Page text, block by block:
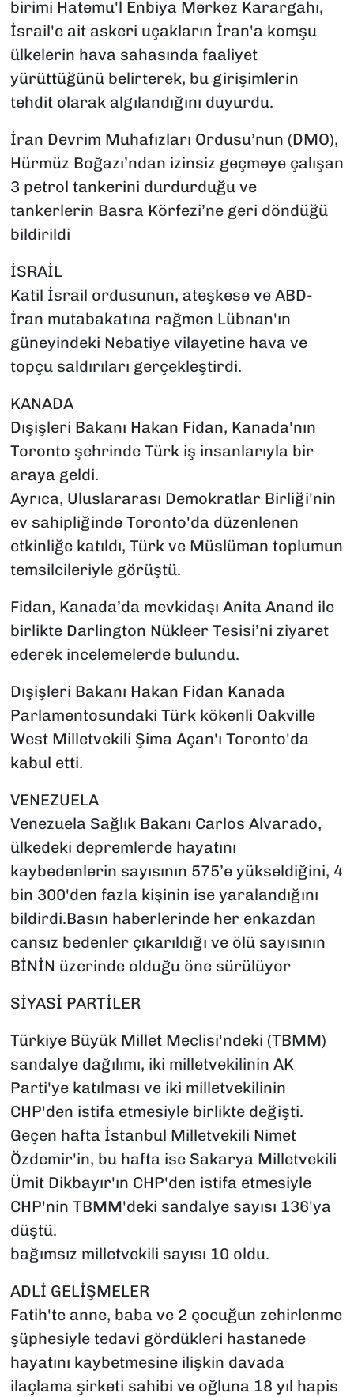
birimi Hatemu'l Enbiya Merkez Karargahı,
İsrail'e ait askeri uçakların İran'a komşu
ülkelerin hava sahasında faaliyet
yürüttüğünü belirterek, bu girişimlerin
tehdit olarak algılandığını duyurdu.
İran Devrim Muhafızları Ordusu’nun (DMO),
Hürmüz Boğazı’ndan izinsiz geçmeye çalışan
3 petrol tankerini durdurduğu ve
tankerlerin Basra Körfezi’ne geri döndüğü
bildirildi
İSRAİL
Katil İsrail ordusunun, ateşkese ve ABD-
İran mutabakatına rağmen Lübnan'ın
güneyindeki Nebatiye vilayetine hava ve
topçu saldırıları gerçekleştirdi.
KANADA
Dışişleri Bakanı Hakan Fidan, Kanada'nın
Toronto şehrinde Türk iş insanlarıyla bir
araya geldi.
Ayrıca, Uluslararası Demokratlar Birliği'nin
ev sahipliğinde Toronto'da düzenlenen
etkinliğe katıldı, Türk ve Müslüman toplumun
temsilcileriyle görüştü.
Fidan, Kanada’da mevkidaşı Anita Anand ile
birlikte Darlington Nükleer Tesisi’ni ziyaret
ederek incelemelerde bulundu.
Dışişleri Bakanı Hakan Fidan Kanada
Parlamentosundaki Türk kökenli Oakville
West Milletvekili Şima Açan'ı Toronto'da
kabul etti.
VENEZUELA
Venezuela Sağlık Bakanı Carlos Alvarado,
ülkedeki depremlerde hayatını
kaybedenlerin sayısının 575’e yükseldiğini, 4
bin 300'den fazla kişinin ise yaralandığını
bildirdi.Basın haberlerinde her enkazdan
cansız bedenler çıkarıldığı ve ölü sayısının
BİNİN üzerinde olduğu öne sürülüyor
SİYASİ PARTİLER
Türkiye Büyük Millet Meclisi'ndeki (TBMM)
sandalye dağılımı, iki milletvekilinin AK
Parti'ye katılması ve iki milletvekilinin
CHP'den istifa etmesiyle birlikte değişti.
Geçen hafta İstanbul Milletvekili Nimet
Özdemir'in, bu hafta ise Sakarya Milletvekili
Ümit Dikbayır'ın CHP'den istifa etmesiyle
CHP'nin TBMM'deki sandalye sayısı 136'ya
düştü.
bağımsız milletvekili sayısı 10 oldu.
ADLİ GELİŞMELER
Fatih'te anne, baba ve 2 çocuğun zehirlenme
şüphesiyle tedavi gördükleri hastanede
hayatını kaybetmesine ilişkin davada
ilaçlama şirketi sahibi ve oğluna 18 yıl hapis